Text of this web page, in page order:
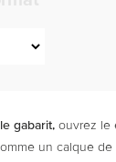
gabarit, ouvrez le
un calque